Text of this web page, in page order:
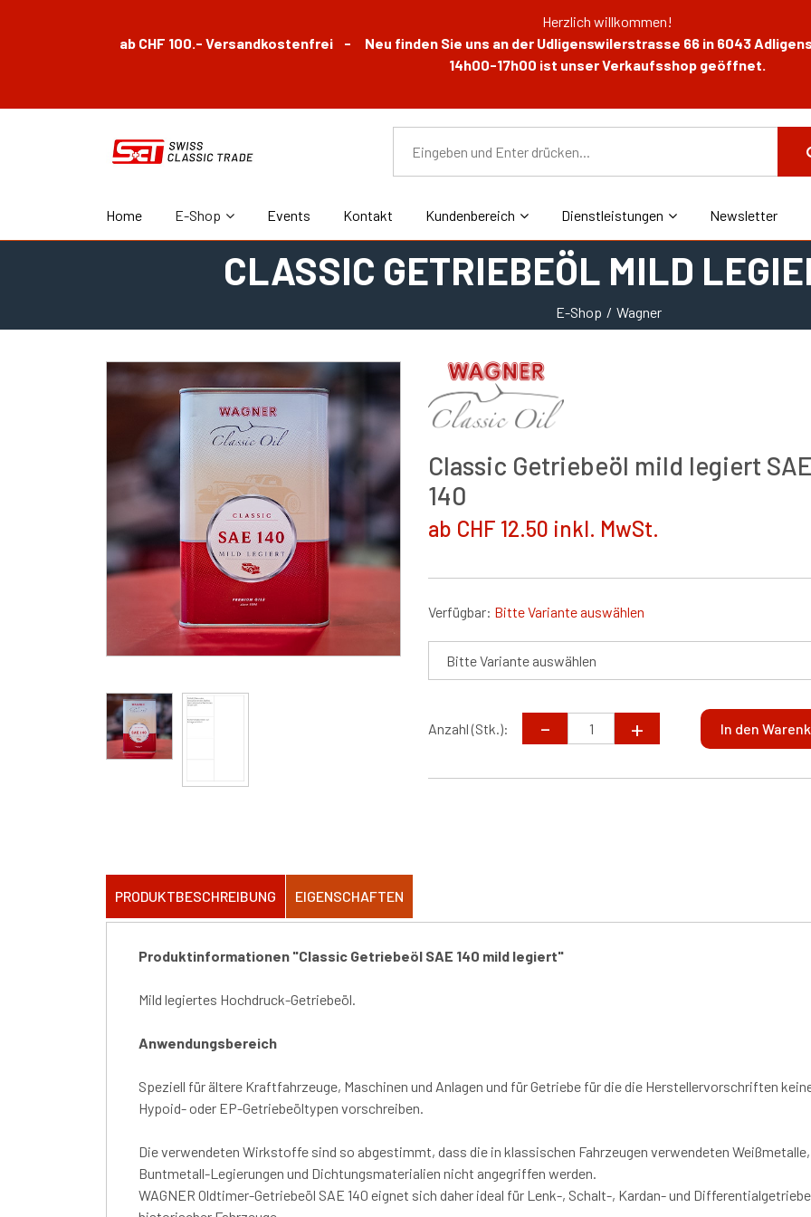
Herzlich willkommen!
ab CHF 100.- Versandkostenfrei - Neu finden Sie uns an der Udligenswilerstrasse 66 in 6043
14h00-17h00 ist unser Verkaufsshop geöffnet.
Home E-Shop Events Kontakt Kundenbereich Dienstleistungen Newsletter
CLASSIC GETRIEBEÖL MILD
E-Shop Wagner
Classic Getriebeöl mild legiert
140
ab CHF 12.50 inkl. MwSt.
Verfügbar: Bitte Variante auswählen
Anzahl (Stk.):
PRODUKTBESCHREIBUNG EIGENSCHAFTEN
Produktinformationen "Classic Getriebeöl SAE 140 mild legiert"
Mild legiertes Hochdruck-Getriebeöl.
Anwendungsbereich
Speziell für ältere Kraftfahrzeuge, Maschinen und Anlagen und für Getriebe für die die Herstellervorschriften
Hypoid- oder EP-Getriebeöltypen vorschreiben.
Die verwendeten Wirkstoffe sind so abgestimmt, dass die in klassischen Fahrzeugen verwendeten Weißmetalle,
Buntmetall-Legierungen und Dichtungsmaterialien nicht angegriffen werden.
WAGNER Oldtimer-Getriebeöl SAE 140 eignet sich daher ideal für Lenk-, Schalt-, Kardan- und Differentialgetriebe